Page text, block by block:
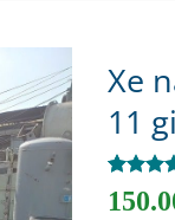
Xe
11
5trên 5
dựa trên
1